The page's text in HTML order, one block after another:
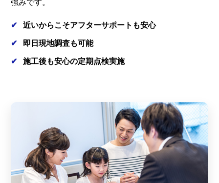
強みです。
近いからこそアフターサポートも安心
即日現地調査も可能
施工後も安心の定期点検実施